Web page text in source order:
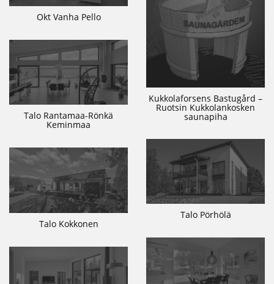
Okt Vanha Pello
Kukkolaforsens Bastugård –
Ruotsin Kukkolankosken
saunapiha
Talo Rantamaa-Rönkä
Keminmaa
Talo Pörhölä
Talo Kokkonen